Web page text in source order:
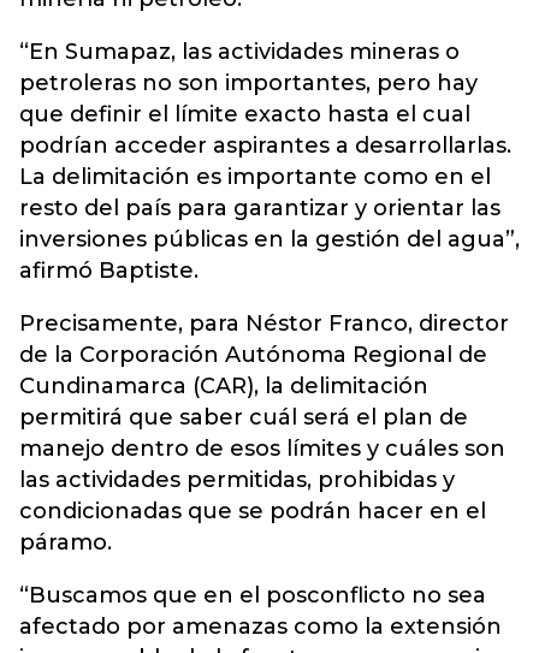
“En Sumapaz, las actividades mineras o
petroleras no son importantes, pero hay
que definir el límite exacto hasta el cual
podrían acceder aspirantes a desarrollarlas.
La delimitación es importante como en el
resto del país para garantizar y orientar las
inversiones públicas en la gestión del agua”,
afirmó Baptiste.
Precisamente, para Néstor Franco, director
de la Corporación Autónoma Regional de
Cundinamarca (CAR), la delimitación
permitirá que saber cuál será el plan de
manejo dentro de esos límites y cuáles son
las actividades permitidas, prohibidas y
condicionadas que se podrán hacer en el
páramo.
“Buscamos que en el posconflicto no sea
afectado por amenazas como la extensión